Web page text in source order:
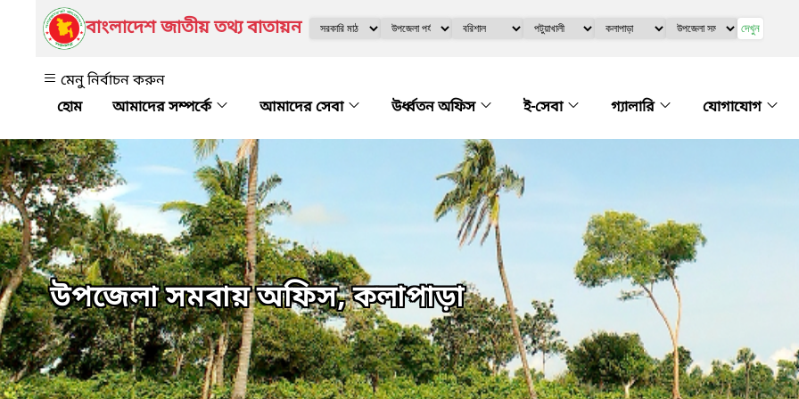
বাংলাদেশ জাতীয় তথ্য বাতায়ন দেখুন
মেনু নির্বাচন করুন
আমাদের সম্পর্কে
আমাদের সেবা উর্ধ্বতন অফিস ই-সেবা গ্যালারি যোগাযোগ
উপজেলা সমবায় অফিস, কলাপাড়া